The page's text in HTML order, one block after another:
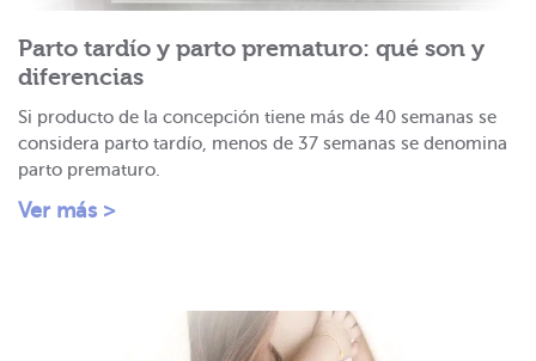
Parto tardío y parto prematuro: qué son y
diferencias
Si producto de la concepción tiene más de 40 semanas se
considera parto tardío, menos de 37 semanas se denomina
parto prematuro.
Ver más >